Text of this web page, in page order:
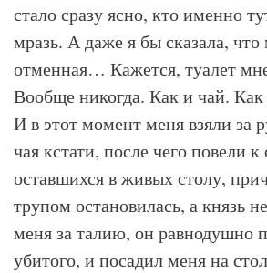
стало сразу ясно, кто именно
мразь. А даже я бы сказала, что
отменная… Кажется, туалет
Вообще никогда. Как и чай.
И в этот момент меня взяли за
чая кстати, после чего повели
оставшихся в живых столу,
трупом остановилась, а князь
меня за талию, он равнодушно
убитого, и посадил меня на